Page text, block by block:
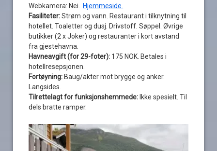
Webkamera: Nei.
Hjemmeside.
Fasiliteter:Strøm og vann. Restaurant i tilknytning til
hotellet. Toaletter og dusj. Drivstoff. Søppel. Øvrige
butikker (2 x Joker) og restauranter i kort avstand
fra gjestehavna.
Havneavgift (for 29-foter): 175 NOK. Betales i
hotellresepsjonen.
Fortøyning: Baug/akter mot brygge og anker.
Langsides.
Tilrettelagt for funksjonshemmede: Ikke spesielt. Til
dels bratte ramper.